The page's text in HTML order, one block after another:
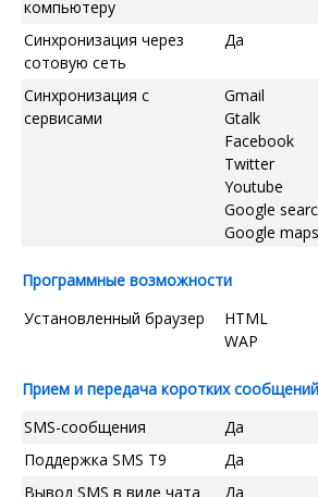
компьютеру
Синхронизация через
сотовую сеть
Да
Синхронизация с
сервисами
Gmail
Gtalk
Facebook
Twitter
Youtube
Google
Google maps
Программные возможности
Установленный браузер
HTML
WAP
Прием и передача коротких сообщений
SMS-сообщения
Да
Поддержка SMS T9
Да
Вывод SMS в виде чата
Да